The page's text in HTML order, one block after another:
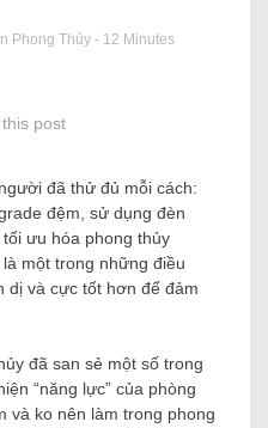
Phong Thủy - 12 Minutes
post
đã thử đủ mỗi cách:
đệm, sử dụng đèn
ưu hóa phong thủy
một trong những điều
dị và cực tốt hơn để đảm
đã san sẻ một số trong
“năng lực” của phòng
và ko nên làm trong phong